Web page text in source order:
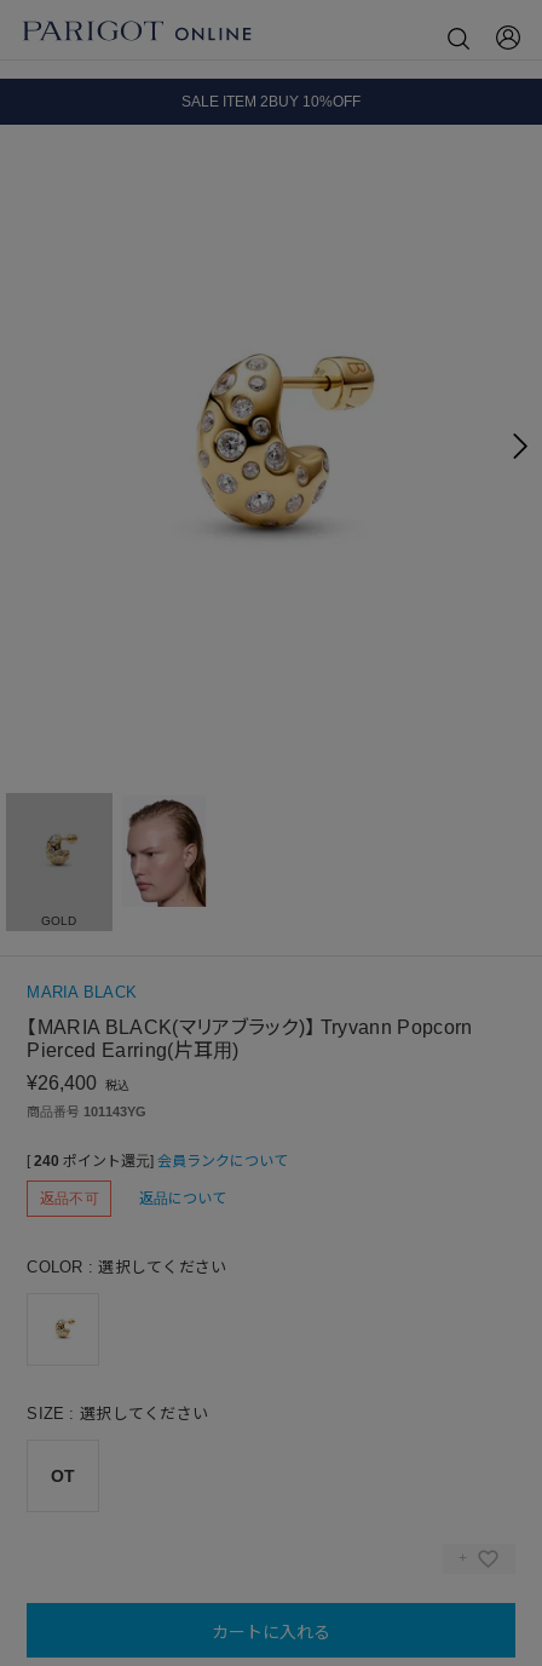
SALE ITEM 2BUY 10%OFF
GOLD
MARIA BLACK
【MARIA BLACK(マリアブラック)】 Tryvann Popcorn
Pierced Earring(片耳用)
¥26,400 税込
商品番号 101143YG
[ 240 ポイント還元] 会員ランクについて
返品不可 返品について
COLOR 選択してください
SIZE 選択してください
OT
カートに入れる